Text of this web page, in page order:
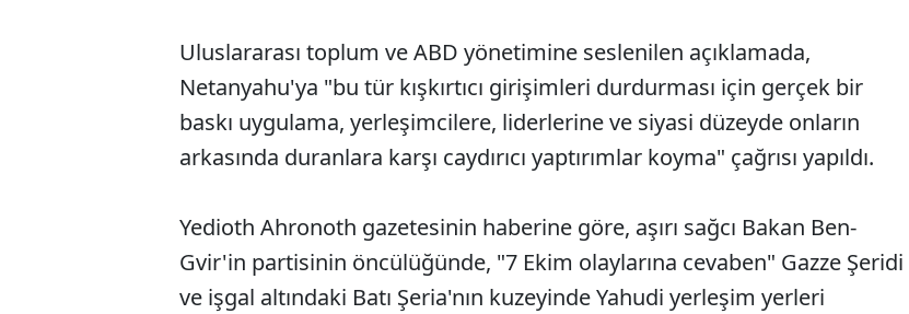
Uluslararası toplum ve ABD yönetimine seslenilen açıklamada,
Netanyahu'ya "bu tür kışkırtıcı girişimleri durdurması için gerçek bir
baskı uygulama, yerleşimcilere, liderlerine ve siyasi düzeyde onların
arkasında duranlara karşı caydırıcı yaptırımlar koyma" çağrısı yapıldı.
Yedioth Ahronoth gazetesinin haberine göre, aşırı sağcı Bakan Ben-
Gvir'in partisinin öncülüğünde, "7 Ekim olaylarına cevaben" Gazze Şeridi
ve işgal altındaki Batı Şeria'nın kuzeyinde Yahudi yerleşim yerleri